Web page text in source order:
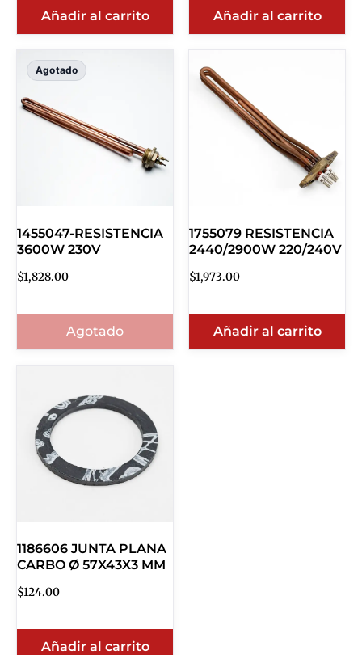
Añadir al carrito Añadir al carrito
Agotado
1455047-RESISTENCIA
3600W 230V
$1,828.00
Agotado
1755079 RESISTENCIA
2440/2900W 220/240V
$1,973.00
Añadir al carrito
1186606 JUNTA PLANA
CARBO Ø 57X43X3 MM
$124.00
Añadir al carrito